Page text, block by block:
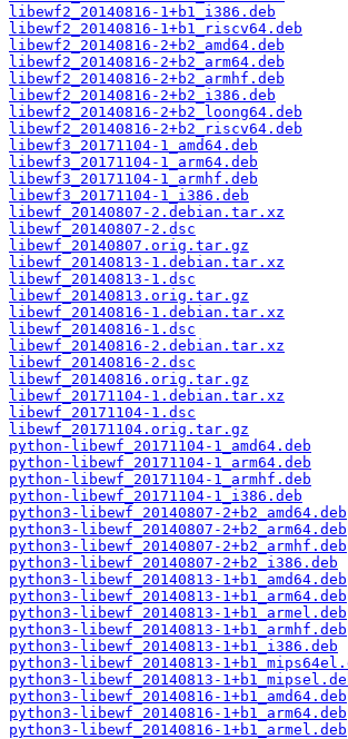
libewf2_20140816-1+b1_i386.deb
libewf2_20140816-1+b1_riscv64.deb
libewf2_20140816-2+b2_amd64.deb
libewf2_20140816-2+b2_arm64.deb
libewf2_20140816-2+b2_armhf.deb
libewf2_20140816-2+b2_i386.deb
libewf2_20140816-2+b2_loong64.deb
libewf2_20140816-2+b2_riscv64.deb
libewf3_20171104-1_amd64.deb
libewf3_20171104-1_arm64.deb
libewf3_20171104-1_armhf.deb
libewf3_20171104-1_i386.deb
libewf_20140807-2.debian.tar.xz
libewf_20140807-2.dsc
libewf_20140807.orig.tar.gz
libewf_20140813-1.debian.tar.xz
libewf_20140813-1.dsc
libewf_20140813.orig.tar.gz
libewf_20140816-1.debian.tar.xz
libewf_20140816-1.dsc
libewf_20140816-2.debian.tar.xz
libewf_20140816-2.dsc
libewf_20140816.orig.tar.gz
libewf_20171104-1.debian.tar.xz
libewf_20171104-1.dsc
libewf_20171104.orig.tar.gz
python-libewf_20171104-1_amd64.deb
python-libewf_20171104-1_arm64.deb
python-libewf_20171104-1_armhf.deb
python-libewf_20171104-1_i386.deb
python3-libewf_20140807-2+b2_amd64.deb
python3-libewf_20140807-2+b2_arm64.deb
python3-libewf_20140807-2+b2_armhf.deb
python3-libewf_20140807-2+b2_i386.deb
python3-libewf_20140813-1+b1_amd64.deb
python3-libewf_20140813-1+b1_arm64.deb
python3-libewf_20140813-1+b1_armel.deb
python3-libewf_20140813-1+b1_armhf.deb
python3-libewf_20140813-1+b1_i386.deb
python3-libewf_20140813-
python3-libewf_20140813-
python3-libewf_20140816-1+b1_amd64.deb
python3-libewf_20140816-1+b1_arm64.deb
python3-libewf_20140816-1+b1_armel.deb